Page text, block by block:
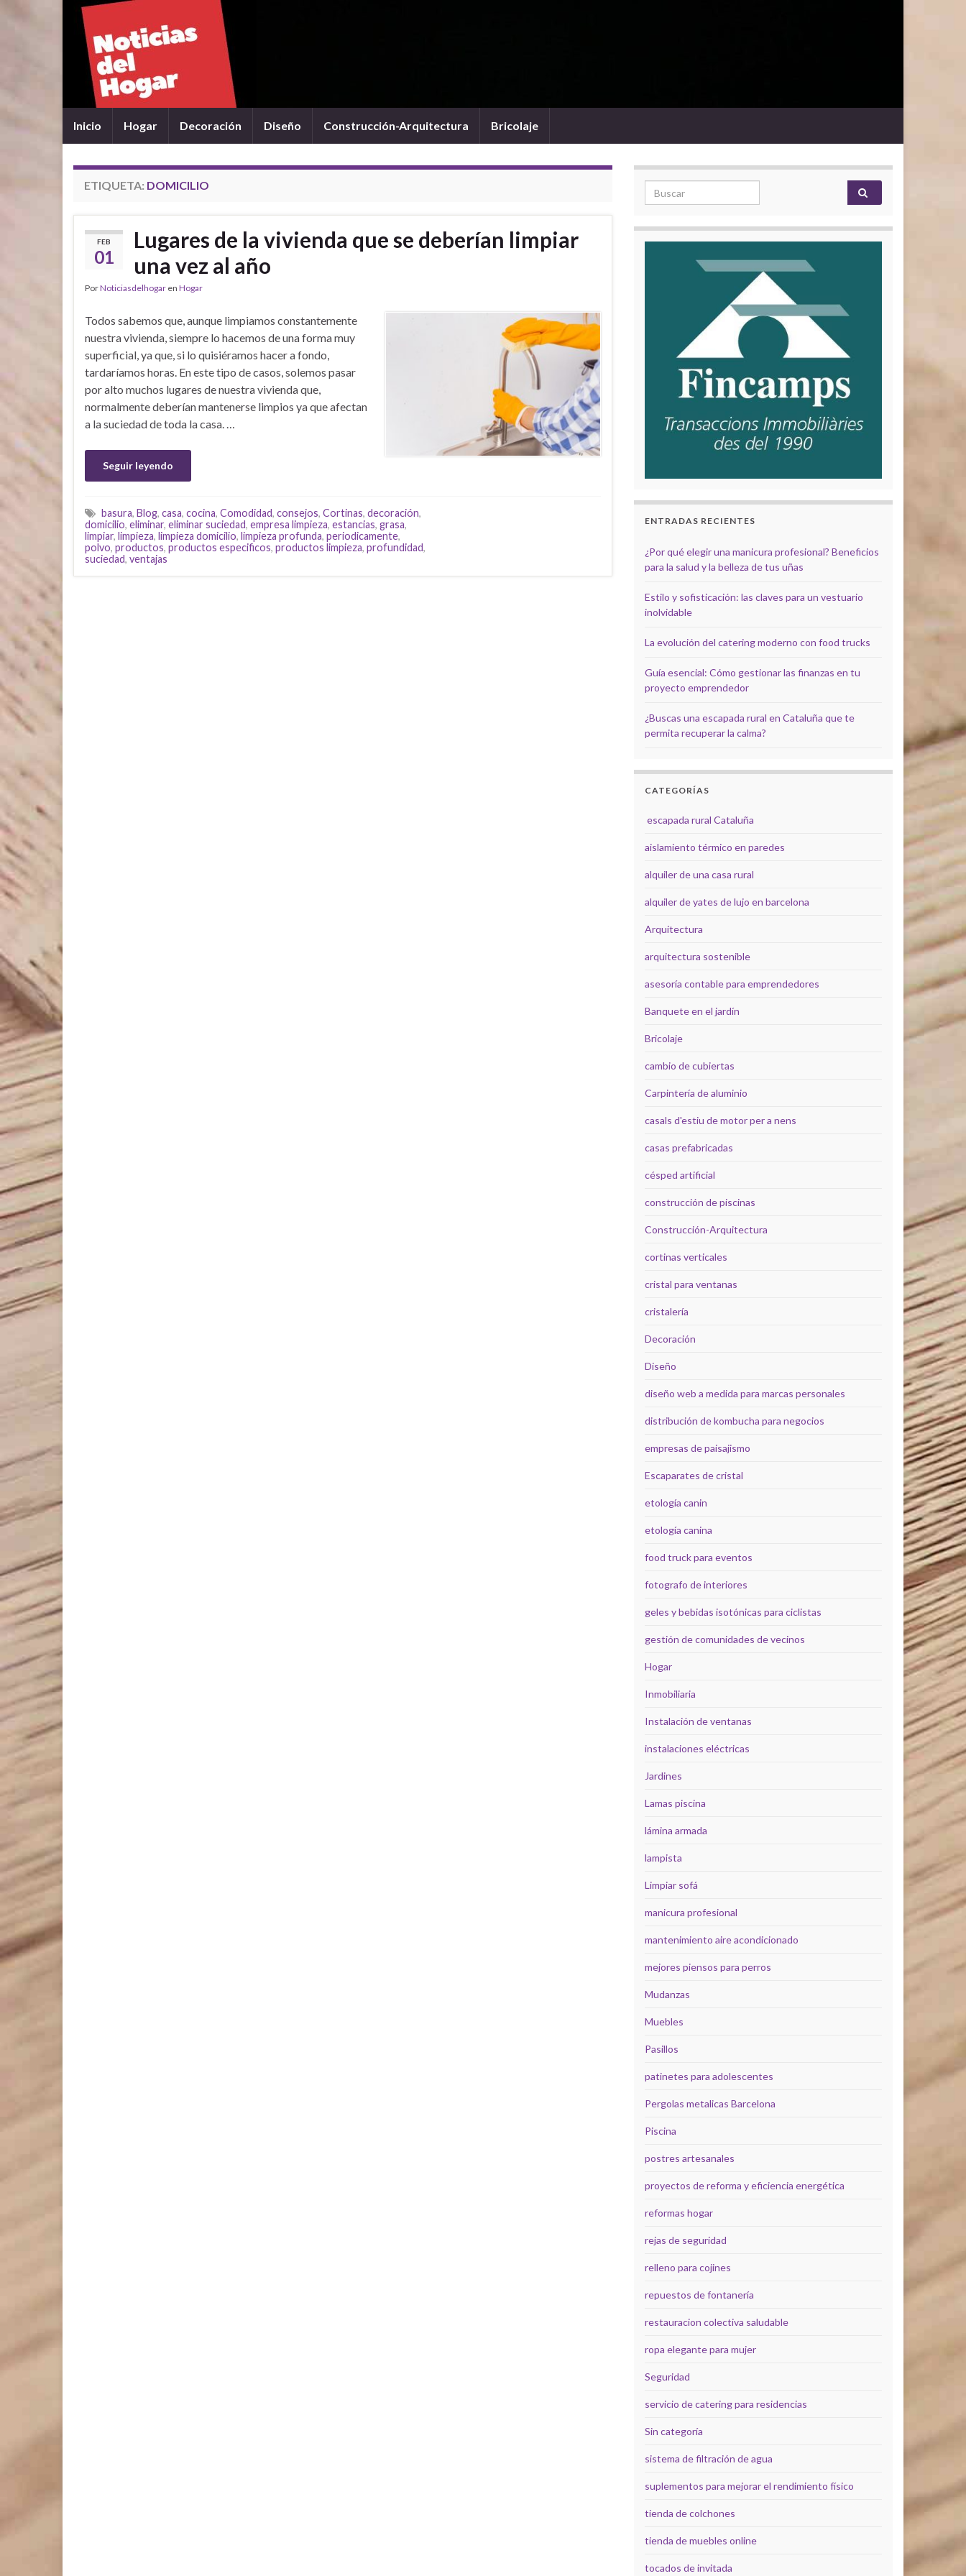
Inicio Hogar Decoración Diseño Construcción-Arquitectura Bricolaje
ETIQUETA: DOMICILIO
FEB
01
Lugares de la vivienda que se deberían limpiar
una vez al año
PorNoticiasdelhogar en Hogar
Todos sabemos que, aunque limpiamos constantemente
nuestra vivienda, siempre lo hacemos de una forma muy
superficial, ya que, si lo quisiéramos hacer a fondo,
tardaríamos horas. En este tipo de casos, solemos pasar
por alto muchos lugares de nuestra vivienda que,
normalmente deberían mantenerse limpios ya que afectan
a la suciedad de toda la casa. …
Seguir leyendo
basura, Blog, casa, cocina, Comodidad, consejos, Cortinas, decoración,
domicilio, eliminar, eliminar suciedad, empresa limpieza, estancias, grasa,
limpiar, limpieza, limpieza domicilio, limpieza profunda, periodicamente,
polvo, productos, productos especificos, productos limpieza, profundidad,
suciedad, ventajas
Search for:
ENTRADAS RECIENTES
¿Por qué elegir una manicura profesional? Beneficios
para la salud y la belleza de tus uñas
Estilo y sofisticación: las claves para un vestuario
inolvidable
La evolución del catering moderno con food trucks
Guía esencial: Cómo gestionar las finanzas en tu
proyecto emprendedor
¿Buscas una escapada rural en Cataluña que te
permita recuperar la calma?
CATEGORÍAS
escapada rural Cataluña
aislamiento térmico en paredes
alquiler de una casa rural
alquiler de yates de lujo en barcelona
Arquitectura
arquitectura sostenible
asesoría contable para emprendedores
Banquete en el jardín
Bricolaje
cambio de cubiertas
Carpintería de aluminio
casals d'estiu de motor per a nens
casas prefabricadas
césped artificial
construcción de piscinas
Construcción-Arquitectura
cortinas verticales
cristal para ventanas
cristalería
Decoración
Diseño
diseño web a medida para marcas personales
distribución de kombucha para negocios
empresas de paisajismo
Escaparates de cristal
etología canin
etología canina
food truck para eventos
fotografo de interiores
geles y bebidas isotónicas para ciclistas
gestión de comunidades de vecinos
Hogar
Inmobiliaria
Instalación de ventanas
instalaciones eléctricas
Jardines
Lamas piscina
lámina armada
lampista
Limpiar sofá
manicura profesional
mantenimiento aire acondicionado
mejores piensos para perros
Mudanzas
Muebles
Pasillos
patinetes para adolescentes
Pergolas metalicas Barcelona
Piscina
postres artesanales
proyectos de reforma y eficiencia energética
reformas hogar
rejas de seguridad
relleno para cojines
repuestos de fontanería
restauracion colectiva saludable
ropa elegante para mujer
Seguridad
servicio de catering para residencias
Sin categoría
sistema de filtración de agua
suplementos para mejorar el rendimiento físico
tienda de colchones
tienda de muebles online
tocados de invitada